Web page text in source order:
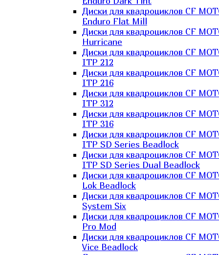
Диски для квадроциклов CF
Enduro Flat Mill
Диски для квадроциклов CF
Hurricane
Диски для квадроциклов CF
ITP 212
Диски для квадроциклов CF
ITP 216
Диски для квадроциклов CF
ITP 312
Диски для квадроциклов CF
ITP 316
Диски для квадроциклов CF
ITP SD Series Beadlock
Диски для квадроциклов CF
ITP SD Series Dual Beadlock
Диски для квадроциклов CF
Lok Beadlock
Диски для квадроциклов CF
System Six
Диски для квадроциклов CF
Pro Mod
Диски для квадроциклов CF
Vice Beadlock